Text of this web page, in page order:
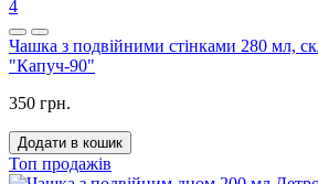
4
Чашка з подвійними стінками 280 мл,
"Капуч-90"
350 грн.
Додати в кошик
Топ продажів